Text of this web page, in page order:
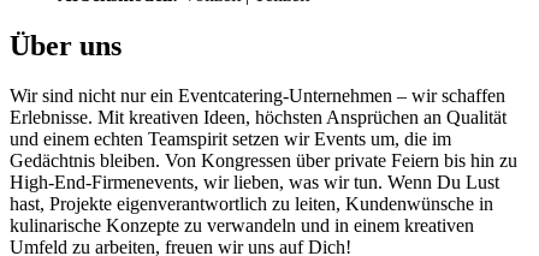
Über uns
Wir sind nicht nur ein Eventcatering-Unternehmen – wir schaffen
Erlebnisse. Mit kreativen Ideen, höchsten Ansprüchen an Qualität
und einem echten Teamspirit setzen wir Events um, die im
Gedächtnis bleiben. Von Kongressen über private Feiern bis hin zu
High-End-Firmenevents, wir lieben, was wir tun. Wenn Du Lust
hast, Projekte eigenverantwortlich zu leiten, Kundenwünsche in
kulinarische Konzepte zu verwandeln und in einem kreativen
Umfeld zu arbeiten, freuen wir uns auf Dich!